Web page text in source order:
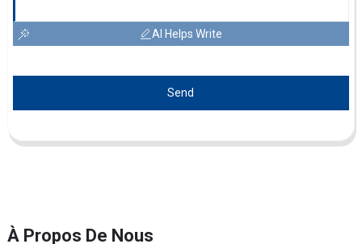
AI Helps Write
Send
À Propos De Nous